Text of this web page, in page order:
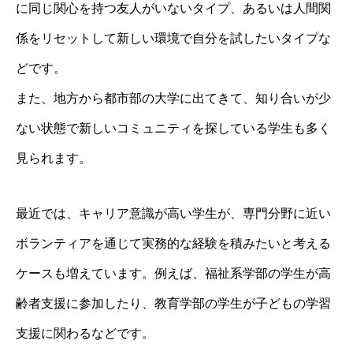
に同じ関心を持つ友人がいないタイプ、あるいは人間関
係をリセットして新しい環境で自分を試したいタイプな
どです。
また、地方から都市部の大学に出てきて、知り合いが少
ない状態で新しいコミュニティを探している学生も多く
見られます。
最近では、キャリア意識が高い学生が、専門分野に近い
ボランティアを通じて実務的な経験を積みたいと考える
ケースも増えています。例えば、福祉系学部の学生が高
齢者支援に参加したり、教育学部の学生が子どもの学習
支援に関わるなどです。